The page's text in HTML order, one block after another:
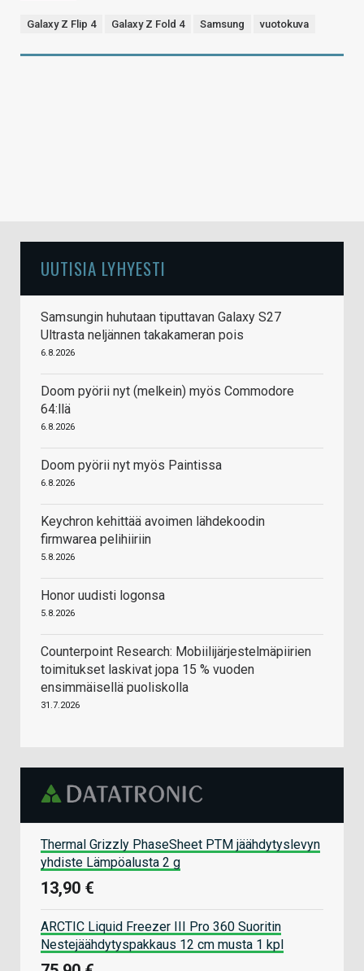
Galaxy Z Flip 4 Galaxy Z Fold 4 Samsung vuotokuva
UUTISIA LYHYESTI
Samsungin huhutaan tiputtavan Galaxy S27
Ultrasta neljännen takakameran pois
6.8.2026
Doom pyörii nyt (melkein) myös Commodore
64:llä
6.8.2026
Doom pyörii nyt myös Paintissa
6.8.2026
Keychron kehittää avoimen lähdekoodin
firmwarea pelihiiriin
5.8.2026
Honor uudisti logonsa
5.8.2026
Counterpoint Research: Mobiilijärjestelmäpiirien
toimitukset laskivat jopa 15 % vuoden
ensimmäisellä puoliskolla
31.7.2026
Thermal Grizzly PhaseSheet PTM jäähdytyslevyn
yhdiste Lämpöalusta 2 g
13,90 €
ARCTIC Liquid Freezer III Pro 360 Suoritin
Nestejäähdytyspakkaus 12 cm musta 1 kpl